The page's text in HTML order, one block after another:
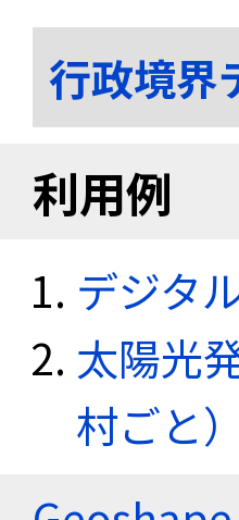
行政境界
利用例
デジタ
太陽光
村ごと